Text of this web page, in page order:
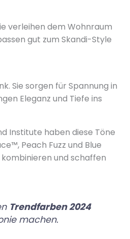
verleihen dem Wohnraum
gut zum Skandi-Style
Sie sorgen für Spannung in
Eleganz und Tiefe ins
Institute haben diese Töne
Peach Fuzz und Blue
und schaffen
Trendfarben 2024
machen.